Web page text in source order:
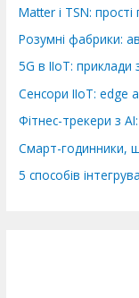
Matter і TSN:
Розумні фабрики:
5G в IIoT: приклади
Сенсори IIoT: edge
Фітнес-трекери з
Смарт-годинники,
5 способів